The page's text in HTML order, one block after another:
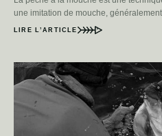
une imitation de mouche,
LIRE L’ARTICLE